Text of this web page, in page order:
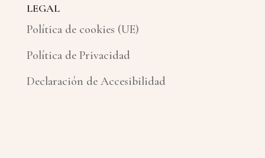
LEGAL
Política de cookies (UE)
Política de Privacidad
Declaración de Accesibilidad